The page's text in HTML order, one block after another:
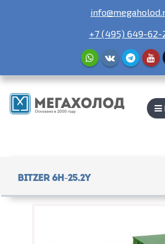
+7 (495) 649-62-
Bitzer 6H-25.2Y